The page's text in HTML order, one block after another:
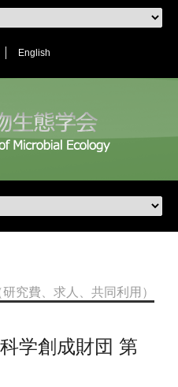
English
究費、求人、共同利用）
学創成財団 第